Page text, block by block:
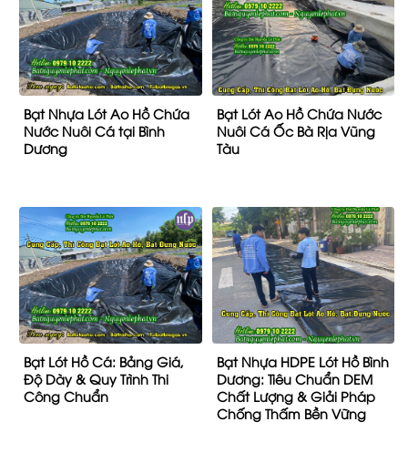
Bạt Nhựa Lót Ao Hồ Chứa
Nước Nuôi Cá tại Bình
Dương
Bạt Lót Ao Hồ Chứa Nước
Nuôi Cá Ốc Bà Rịa Vũng
Tàu
Bạt Lót Hồ Cá: Bảng Giá,
Độ Dày & Quy Trình Thi
Công Chuẩn
Bạt Nhựa HDPE Lót Hồ Bình
Dương: Tiêu Chuẩn DEM
Chất Lượng & Giải Pháp
Chống Thấm Bền Vững